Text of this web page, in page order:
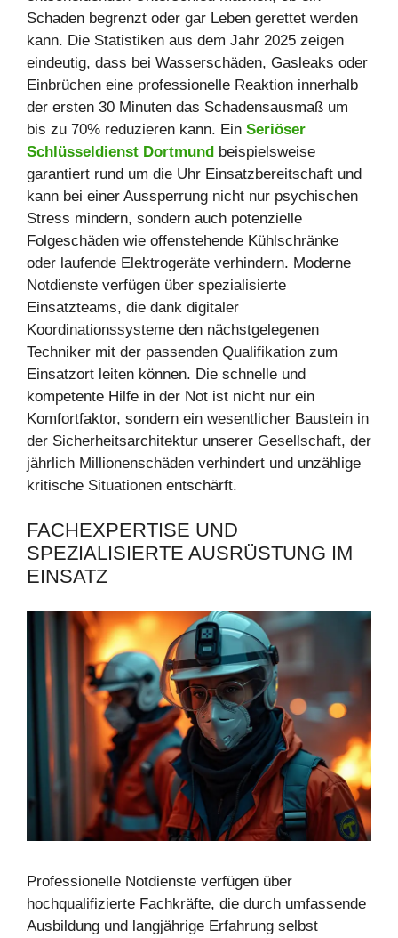
Schaden begrenzt oder gar Leben gerettet werden
kann. Die Statistiken aus dem Jahr 2025 zeigen
eindeutig, dass bei Wasserschäden, Gasleaks oder
Einbrüchen eine professionelle Reaktion innerhalb
der ersten 30 Minuten das Schadensausmaß um
bis zu 70% reduzieren kann. Ein Seriöser
Schlüsseldienst Dortmund beispielsweise
garantiert rund um die Uhr Einsatzbereitschaft und
kann bei einer Aussperrung nicht nur psychischen
Stress mindern, sondern auch potenzielle
Folgeschäden wie offenstehende Kühlschränke
oder laufende Elektrogeräte verhindern. Moderne
Notdienste verfügen über spezialisierte
Einsatzteams, die dank digitaler
Koordinationssysteme den nächstgelegenen
Techniker mit der passenden Qualifikation zum
Einsatzort leiten können. Die schnelle und
kompetente Hilfe in der Not ist nicht nur ein
Komfortfaktor, sondern ein wesentlicher Baustein in
der Sicherheitsarchitektur unserer Gesellschaft, der
jährlich Millionenschäden verhindert und unzählige
kritische Situationen entschärft.
FACHEXPERTISE UND
SPEZIALISIERTE AUSRÜSTUNG IM
EINSATZ
Professionelle Notdienste verfügen über
hochqualifizierte Fachkräfte, die durch umfassende
Ausbildung und langjährige Erfahrung selbst